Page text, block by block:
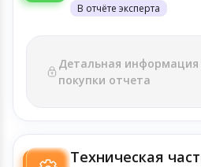
В отчёте эксперта
Детальная информация
покупки отчета
Техническая